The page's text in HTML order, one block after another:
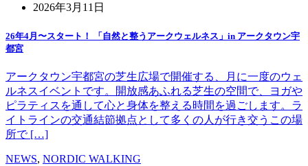
2026年3月11日
26年4月〜スタート！ 「自然と整うアークウェルネス」in アークタウン宇
都宮
アークタウン宇都宮の芝生広場で開催する、月に一度のウェ
ルネスイベントです。開放感あふれる芝生の空間で、ヨガや
ピラティスを通して心と身体を整える時間を過ごします。ラ
イトラインの交通結節拠点として多くの人が行き交うこの場
所で […]
NEWS, NORDIC WALKING